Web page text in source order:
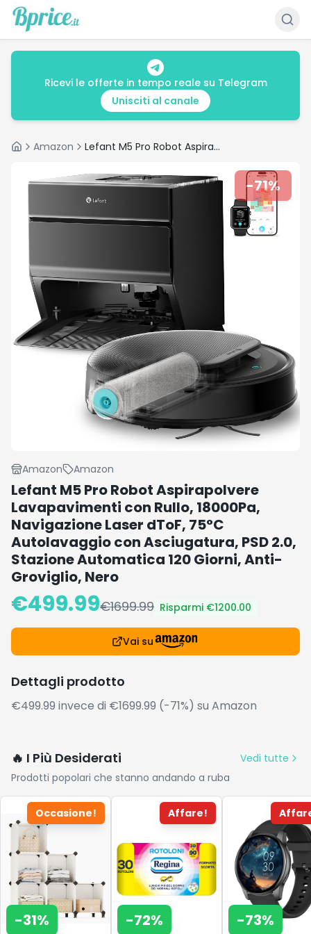
Ricevi le offerte in tempo reale su Telegram
Unisciti al canale
HomeAmazon Lefant M5 Pro Robot Aspirapolvere Lavapavimenti con Rullo, 18000Pa, Navigazione Laser dToF, 75°C Autolavaggio con Asciugatura, PSD 2.0, Stazione Automatica 120 Giorni, Anti-Groviglio, Nero
-71%
Amazon Amazon
Lefant M5 Pro Robot Aspirapolvere
Lavapavimenti con Rullo, 18000Pa,
Navigazione Laser dToF, 75°C
Autolavaggio con Asciugatura, PSD 2.0,
Stazione Automatica 120 Giorni, Anti-
Groviglio, Nero
€499.99€1699.99 Risparmi €1200.00
Vai su
Dettagli prodotto
€499.99 invece di €1699.99 (-71%) su Amazon
🔥 I Più Desiderati
Vedi tutte
Prodotti popolari che stanno andando a ruba
Occasione!
-31%
Affare!
-72% -73%